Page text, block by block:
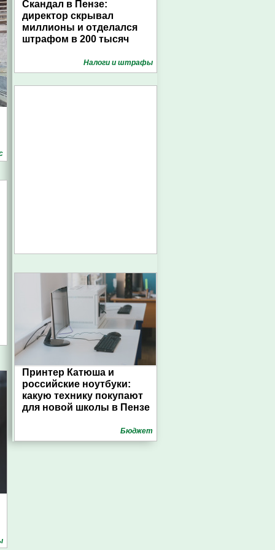
Скандал в Пензе:
директор скрывал
миллионы и отделался
штрафом в 200 тысяч
Налоги и штрафы
Принтер Катюша и
российские ноутбуки:
какую технику покупают
для новой школы в Пензе
Бюджет